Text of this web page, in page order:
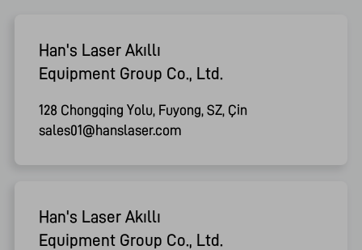
Han's Laser Akıllı
Equipment Group Co., Ltd.
128 Chongqing Yolu, Fuyong, SZ, Çin
sales01@hanslaser.com
Han's Laser Akıllı
Equipment Group Co., Ltd.